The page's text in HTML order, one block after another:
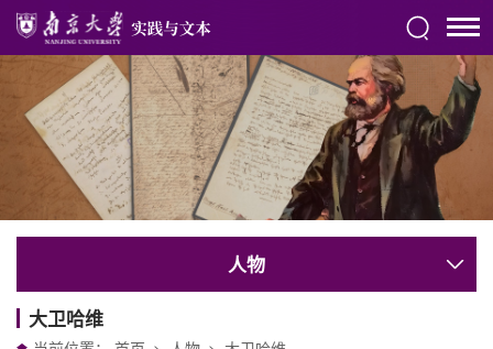
人物
大卫哈维